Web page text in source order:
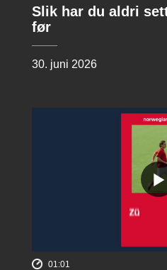
Slik har du aldri
før
30. juni 2026
01:01